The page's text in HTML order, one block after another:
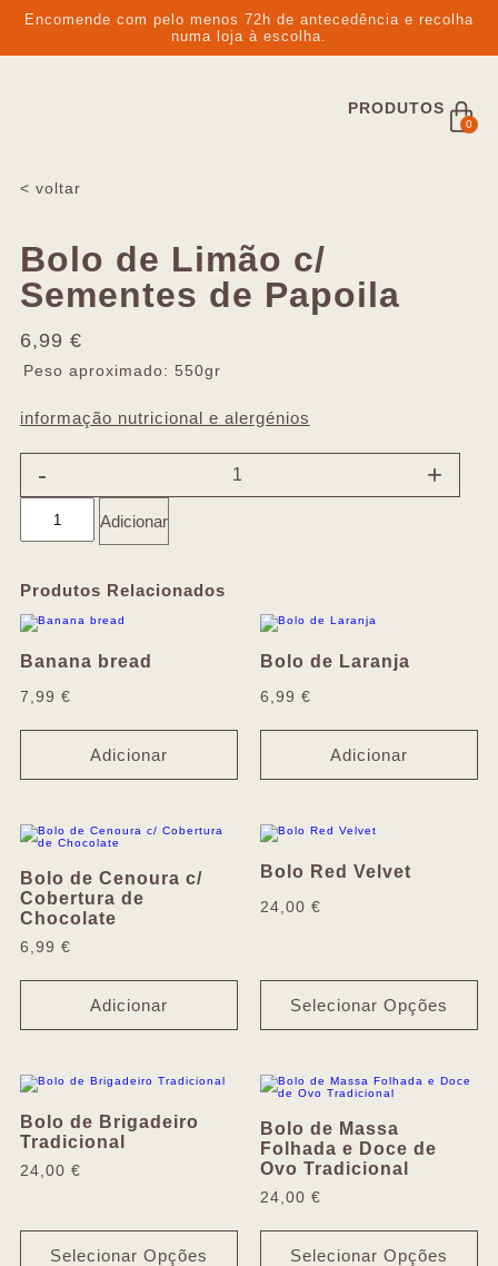
Encomende com pelo menos 72h de antecedência e recolha
numa loja à escolha.
PRODUTOS
0
< voltar
Bolo de Limão c/
Sementes de Papoila
6,99 €
Peso aproximado: 550gr
informação nutricional e alergénios
- +
Adicionar
Produtos Relacionados
Banana bread
7,99 €
Adicionar
Bolo de Laranja
6,99 €
Adicionar
Bolo de Cenoura c/
Cobertura de
Chocolate
6,99 €
Adicionar
Bolo Red Velvet
24,00 €
Selecionar Opções
Bolo de Brigadeiro
Tradicional
24,00 €
Selecionar Opções
Bolo de Massa
Folhada e Doce de
Ovo Tradicional
24,00 €
Selecionar Opções